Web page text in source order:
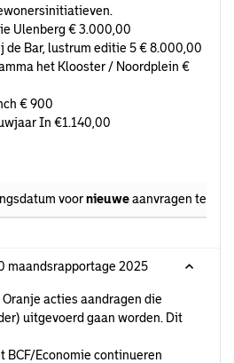
Ulenberg € 3.000,00
de Bar, lustrum editie 5 € 8.000,00
het Klooster / Noordplein €
€ 900
In €1.140,00
voornieuweaanvragen ten
maandsrapportage 2025
acties aandragen die
uitgevoerd gaan worden. Dit
BCF/Economie continueren